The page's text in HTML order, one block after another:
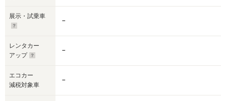
展示・試乗車
－
レンタカー
アップ
－
エコカー
減税対象車
－